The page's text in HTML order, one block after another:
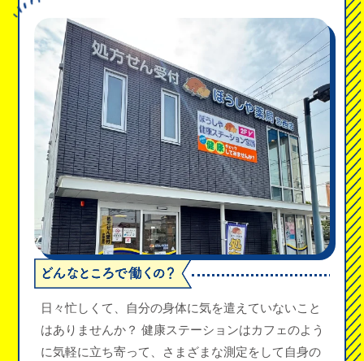
日々忙しくて、自分の身体に気を遣えていないこと
はありませんか？ 健康ステーションはカフェのよう
に気軽に立ち寄って、さまざまな測定をして自身の